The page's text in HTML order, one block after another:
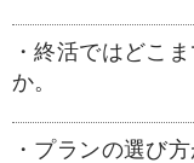
ただける家族
した葬儀です
人なども参列
ゆっくりとお
みつわではス
元の食材を使
ます。故人様
する場である
・終活ではどこ
か。
終活は非常に
・プランの選び